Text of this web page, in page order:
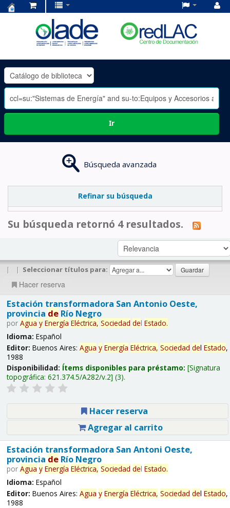
OLADE
-
Ir
Búsqueda avanzada
Refinar su búsqueda
Su búsqueda retornó 4 resultados.
| | Seleccionar títulos para:
Hacer reserva
Estación transformadora San Antonio Oeste,
provincia deRío Negro
por Agua y Energía Eléctrica, Sociedad del Estado.
Idioma: Español
Editor: Buenos Aires: Agua y Energía Eléctrica, Sociedad del Estado,
1988
Disponibilidad: Ítems disponibles para préstamo: Signatura
topográfica: 621.374.5/A282/v.2 (3).
Hacer reserva
Agregar al carrito
Estación transformadora San Antoni Oeste,
provincia deRío Negro
por Agua y Energía Eléctrica, Sociedad del Estado.
Idioma: Español
Editor: Buenos Aires: Agua y Energía Eléctrica, Sociedad del Estado,
1988